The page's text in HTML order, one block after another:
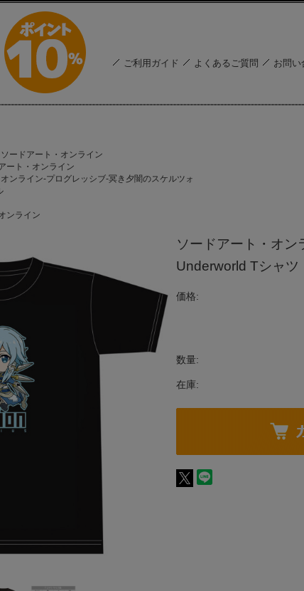
ご利用ガイド よくあるご質問 お問い
ソードアート・オンライン
ート・オンライン
ンライン-プログレッシブ-冥き夕闇のスケルツォ
ンライン
ソードアート・オン
Underworld Tシャツ
価格:
数量:
在庫: